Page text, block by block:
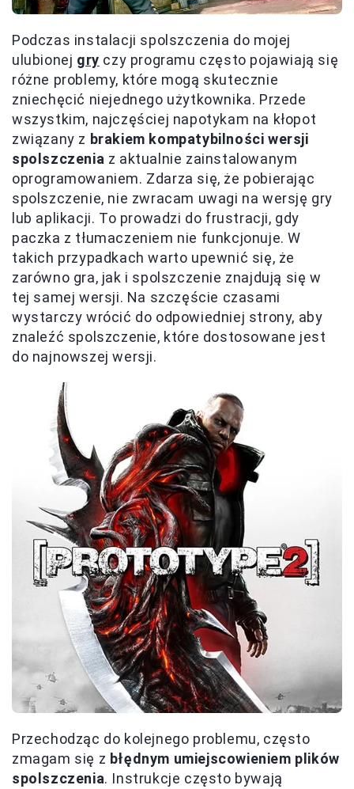
Podczas instalacji spolszczenia do mojej
ulubionej gry czy programu często pojawiają się
różne problemy, które mogą skutecznie
zniechęcić niejednego użytkownika. Przede
wszystkim, najczęściej napotykam na kłopot
związany z brakiem kompatybilności wersji
spolszczenia z aktualnie zainstalowanym
oprogramowaniem. Zdarza się, że pobierając
spolszczenie, nie zwracam uwagi na wersję gry
lub aplikacji. To prowadzi do frustracji, gdy
paczka z tłumaczeniem nie funkcjonuje. W
takich przypadkach warto upewnić się, że
zarówno gra, jak i spolszczenie znajdują się w
tej samej wersji. Na szczęście czasami
wystarczy wrócić do odpowiedniej strony, aby
znaleźć spolszczenie, które dostosowane jest
do najnowszej wersji.
Przechodząc do kolejnego problemu, często
zmagam się z błędnym umiejscowieniem plików
spolszczenia. Instrukcje często bywają